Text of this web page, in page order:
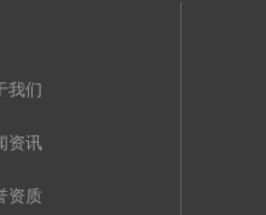
我们
资讯
资质